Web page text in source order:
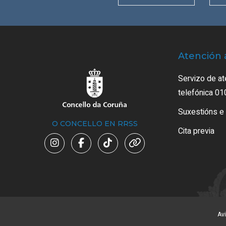
O CONCELLO EN RRSS
Atención
Servizo de
telefónica
Suxestións
Cita previa